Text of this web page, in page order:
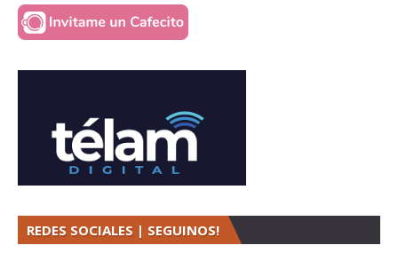
REDES SOCIALES | SEGUINOS!